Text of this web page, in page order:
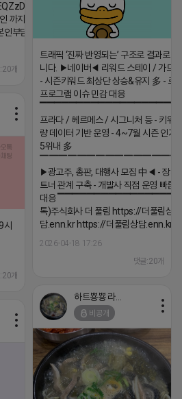
까지 가능 체
부담입니다.
개
트래픽 ‘진짜 반영되는’ 구조로 결과로
니다. ▶네이버◀ 리워드 스테이 / 가드 /
- 시즌키워드 최상단 상승&유지 多 - 로
프로그램 이슈 민감 대응
▔▔▔▔▔▔▔▔▔▔▔▔▔▔▔▔▔▔ ▶
프라다 / 헤르메스 / 시그니처 등 - 키워
량 데이터 기반 운영 - 4~7월 시즌 인기
5위내 多
▶광고주, 총판, 대행사 모집 中◀ - 장기
트너 관계 구축 - 개발사 직접 운영 빠른
대응
톡)주식회사 더 풀림 https://더풀림상
담.enn.kr https://더풀림상담.enn.kr
2026-04-18 17:26
댓글:20개
개
하트뿅뿅 라이언
비공개